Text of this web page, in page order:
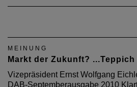
MEINUNG
Markt der Zukunft?
Vizepräsident Ernst Wolfgang
DAB-Septemberausgabe 2010